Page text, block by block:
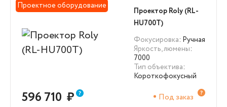
Проектное оборудование
Проектор Roly (RL-
HU700T)
Фокусировка: Ручная
Яркость, люмены:
7000
Тип объектива:
Короткофокусный
596 710 ₽ Под заказ